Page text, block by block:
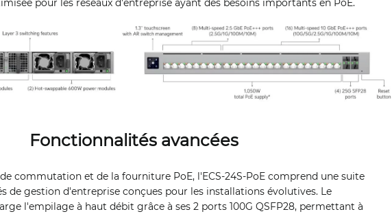
Fonctionnalités avancées
commutation et de la fourniture PoE, l'ECS-24S-PoE comprend une suite
de gestion d'entreprise conçues pour les installations évolutives. Le
l'empilage à haut débit grâce à ses 2 ports 100G QSFP28, permettant à